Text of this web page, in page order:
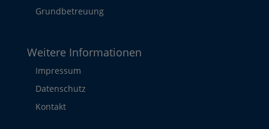
Grundbetreuung
Weitere Informationen
Impressum
Datenschutz
Kontakt